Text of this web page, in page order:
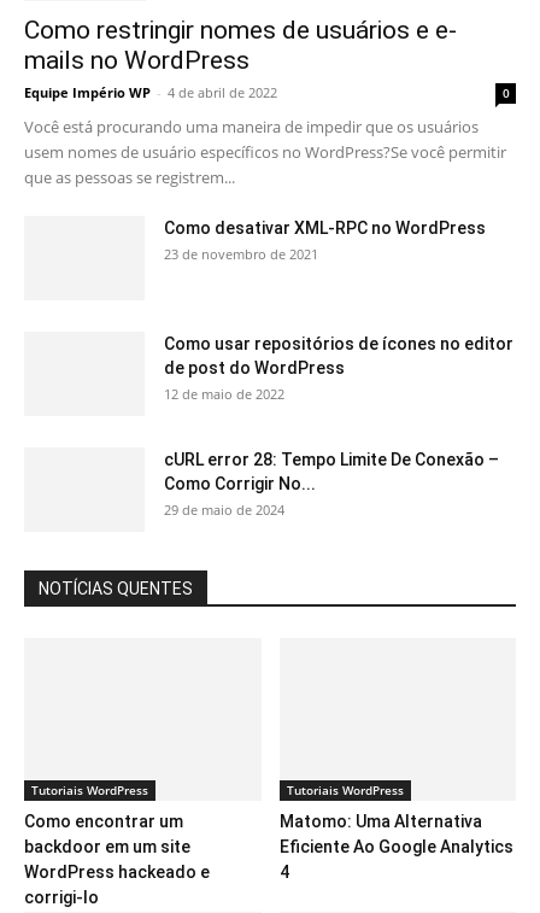
Como restringir nomes de usuários e e-
mails no WordPress
Equipe Império WP - 4 de abril de 2022 0
Você está procurando uma maneira de impedir que os usuários
usem nomes de usuário específicos no WordPress?Se você permitir
que as pessoas se registrem...
Como desativar XML-RPC no WordPress
23 de novembro de 2021
Como usar repositórios de ícones no editor
de post do WordPress
12 de maio de 2022
cURL error 28: Tempo Limite De Conexão –
Como Corrigir No...
29 de maio de 2024
NOTÍCIAS QUENTES
Tutoriais WordPress
Como encontrar um
backdoor em um site
WordPress hackeado e
corrigi-lo
Tutoriais WordPress
Matomo: Uma Alternativa
Eficiente Ao Google Analytics
4